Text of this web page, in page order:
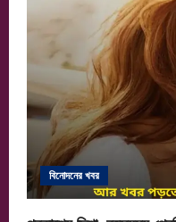
বিনোদনের খবর